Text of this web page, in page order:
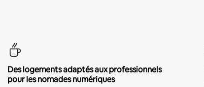
Des logements adaptés aux professionnels
pour les nomades numériques